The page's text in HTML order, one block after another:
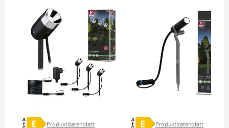
Produktdatenblatt Produktdatenblatt